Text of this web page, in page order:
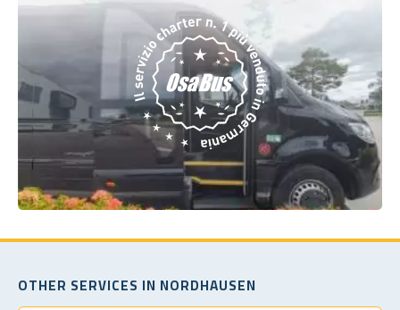
OTHER SERVICES IN NORDHAUSEN